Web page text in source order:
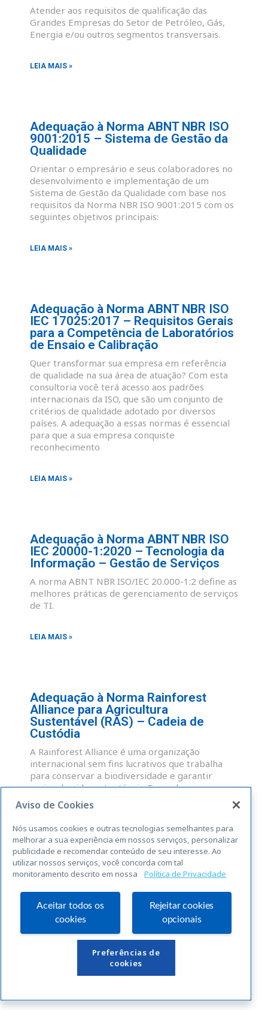
Atender aos requisitos de qualificação das
Grandes Empresas do Setor de Petróleo, Gás,
Energia e/ou outros segmentos transversais.
LEIA MAIS »
Adequação à Norma ABNT NBR ISO
9001:2015 – Sistema de Gestão da
Qualidade
Orientar o empresário e seus colaboradores no
desenvolvimento e implementação de um
Sistema de Gestão da Qualidade com base nos
requisitos da Norma NBR ISO 9001:2015 com os
seguintes objetivos principais:
LEIA MAIS »
Adequação à Norma ABNT NBR ISO
IEC 17025:2017 – Requisitos Gerais
para a Competência de Laboratórios
de Ensaio e Calibração
Quer transformar sua empresa em referência
de qualidade na sua área de atuação? Com esta
consultoria você terá acesso aos padrões
internacionais da ISO, que são um conjunto de
critérios de qualidade adotado por diversos
países. A adequação a essas normas é essencial
para que a sua empresa conquiste
reconhecimento
LEIA MAIS »
Adequação à Norma ABNT NBR ISO
IEC 20000-1:2020 – Tecnologia da
Informação – Gestão de Serviços
A norma ABNT NBR ISO/IEC 20.000-1:2 define as
melhores práticas de gerenciamento de serviços
de TI.
LEIA MAIS »
Adequação à Norma Rainforest
Alliance para Agricultura
Sustentável (RAS) – Cadeia de
Custódia
A Rainforest Alliance é uma organização
internacional sem fins lucrativos que trabalha
para conservar a biodiversidade e garantir
meios de vida sustentáveis. Fazendas,
administradores de grupos e OP que atendam às
normas abrangentes da RAS para a
sustentabilidade, são elegíveis para uma licença
para o uso do selo Rainforest Alliance
LEIA MAIS »
« Anterior Seguinte »
Links Úteis
Aviso de Cookies
Nós usamos cookies e outras tecnologias semelhantes para
melhorar a sua experiência em nossos serviços, personalizar
publicidade e recomendar conteúdo de seu interesse. Ao
utilizar nossos serviços, você concorda com tal
monitoramento descrito em nossa
Política de Privacidade
Aceitar todos os
cookies
Rejeitar cookies
opcionais
Preferências de
cookies